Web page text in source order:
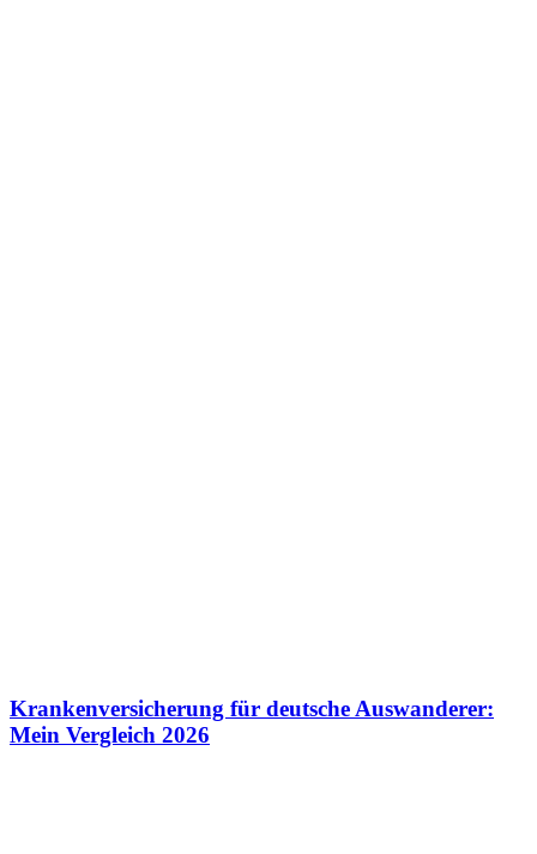
Krankenversicherung für deutsche Auswanderer:
Mein Vergleich 2026